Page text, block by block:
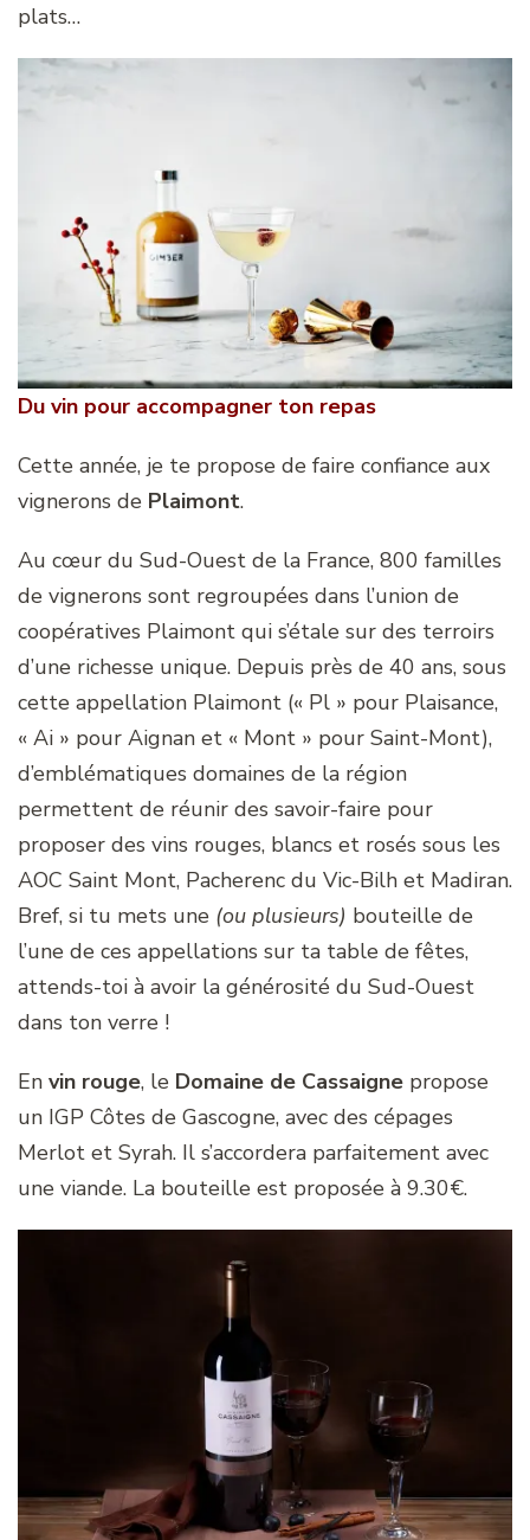
plats…
Du vin pour accompagner ton repas
Cette année, je te propose de faire confiance aux
vignerons de Plaimont.
Au cœur du Sud-Ouest de la France, 800 familles
de vignerons sont regroupées dans l’union de
coopératives Plaimont qui s’étale sur des terroirs
d’une richesse unique. Depuis près de 40 ans, sous
cette appellation Plaimont (« Pl » pour Plaisance,
« Ai » pour Aignan et « Mont » pour Saint-Mont),
d’emblématiques domaines de la région
permettent de réunir des savoir-faire pour
proposer des vins rouges, blancs et rosés sous les
AOC Saint Mont, Pacherenc du Vic-Bilh et Madiran.
Bref, si tu mets une (ou plusieurs) bouteille de
l’une de ces appellations sur ta table de fêtes,
attends-toi à avoir la générosité du Sud-Ouest
dans ton verre !
En vin rouge, le Domaine de Cassaigne propose
un IGP Côtes de Gascogne, avec des cépages
Merlot et Syrah. Il s’accordera parfaitement avec
une viande. La bouteille est proposée à 9.30€.